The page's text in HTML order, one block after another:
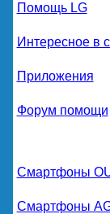
Помощь LG
Интересное в
Приложения
Форум помощи
Смартфоны
Смартфоны